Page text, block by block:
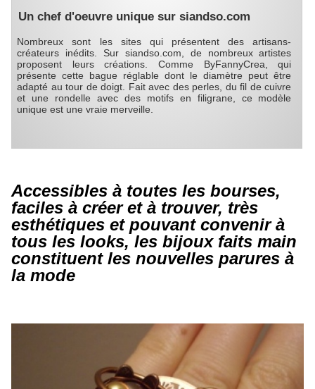
Un chef d'oeuvre unique sur siandso.com
Nombreux sont les sites qui présentent des artisans-
créateurs inédits. Sur siandso.com, de nombreux artistes
proposent leurs créations. Comme ByFannyCrea, qui
présente cette bague réglable dont le diamètre peut être
adapté au tour de doigt. Fait avec des perles, du fil de cuivre
et une rondelle avec des motifs en filigrane, ce modèle
unique est une vraie merveille.
Accessibles à toutes les bourses,
faciles à créer et à trouver, très
esthétiques et pouvant convenir à
tous les looks, les bijoux faits main
constituent les nouvelles parures à
la mode